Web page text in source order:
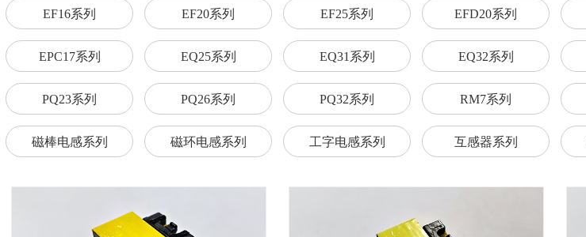
EF16系列 EF20系列 EF25系列 EFD20系列
EPC17系列 EQ25系列 EQ31系列 EQ32系列
PQ23系列 PQ26系列 PQ32系列 RM7系列
磁棒电感系列 磁环电感系列 工字电感系列 互感器系列